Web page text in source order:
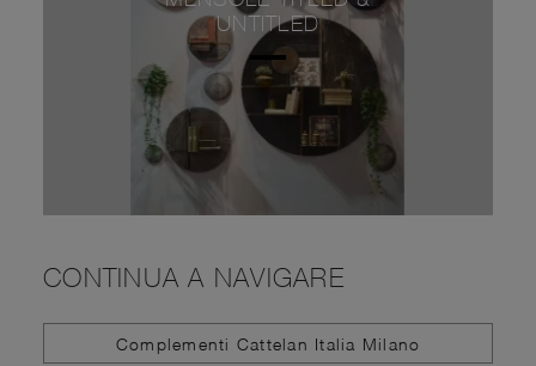
UNTITLED
CONTINUA A NAVIGARE
Complementi Cattelan Italia Milano